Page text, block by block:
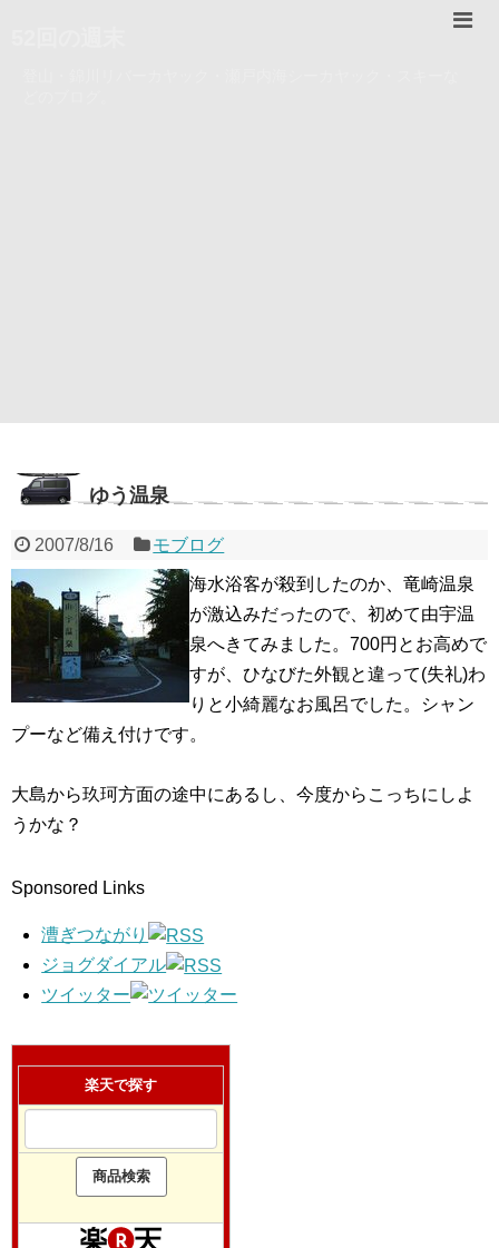
ゆう温泉
2007/8/16 モブログ
海水浴客が殺到したのか、竜崎温泉
が激込みだったので、初めて由宇温
泉へきてみました。700円とお高めで
すが、ひなびた外観と違って(失礼)わ
りと小綺麗なお風呂でした。シャン
プーなど備え付けです。
大島から玖珂方面の途中にあるし、今度からこっちにしよ
うかな？
Sponsored Links
漕ぎつながり
ジョグダイアル
ツイッター
楽天で探す